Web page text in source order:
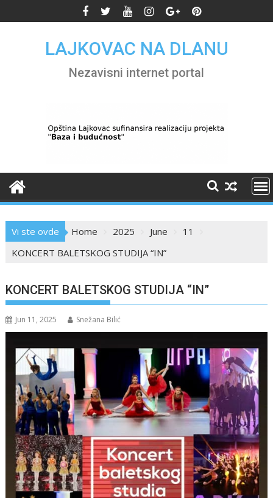
to
LAJKOVAC NA DLANU
Nezavisni internet portal
Vi ste ovde Home 2025 June
11
KONCERT BALETSKOG STUDIJA “IN”
KONCERT BALETSKOG STUDIJA “IN”
Jun 11, 2025 Snežana Bilić